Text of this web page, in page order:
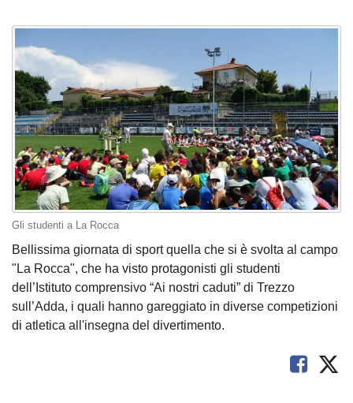
Gli studenti a La Rocca
Bellissima giornata di sport quella che si è svolta al campo
"La Rocca", che ha visto protagonisti gli studenti
dell’Istituto comprensivo “Ai nostri caduti” di Trezzo
sull’Adda, i quali hanno gareggiato in diverse competizioni
di atletica all'insegna del divertimento.